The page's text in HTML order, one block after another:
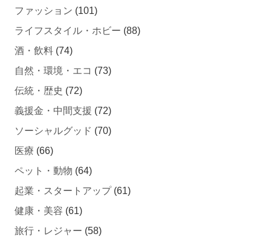
ファッション (101)
ライフスタイル・ホビー (88)
酒・飲料 (74)
自然・環境・エコ (73)
伝統・歴史 (72)
義援金・中間支援 (72)
ソーシャルグッド (70)
医療 (66)
ペット・動物 (64)
起業・スタートアップ(61)
健康・美容 (61)
旅行・レジャー (58)